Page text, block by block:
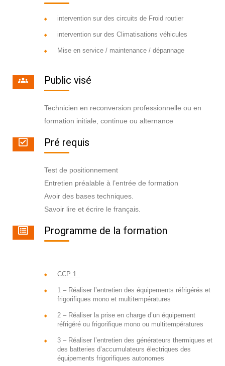
intervention sur des circuits de Froid routier
intervention sur des Climatisations véhicules
Mise en service / maintenance / dépannage
Public visé
Technicien en reconversion professionnelle ou en
formation initiale, continue ou alternance
Pré requis
Test de positionnement
Entretien préalable à l’entrée de formation
Avoir des bases techniques.
Savoir lire et écrire le français.
Programme de la formation
CCP 1 :
1 – Réaliser l’entretien des équipements réfrigérés et
frigorifiques mono et multitempératures
2 – Réaliser la prise en charge d’un équipement
réfrigéré ou frigorifique mono ou multitempératures
3 – Réaliser l’entretien des générateurs thermiques et
des batteries d’accumulateurs électriques des
équipements frigorifiques autonomes